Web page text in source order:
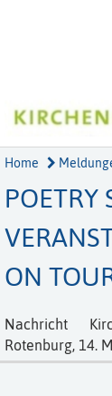
Home
POETRY
ON
Nachricht
Rotenburg, 14.